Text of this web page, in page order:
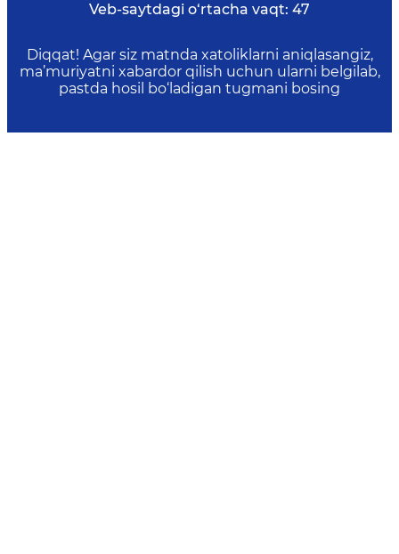
Veb-saytdagi o‘rtacha vaqt: 47
Diqqat! Agar siz matnda xatoliklarni aniqlasangiz,
ma’muriyatni xabardor qilish uchun ularni belgilab,
pastda hosil bo‘ladigan tugmani bosing